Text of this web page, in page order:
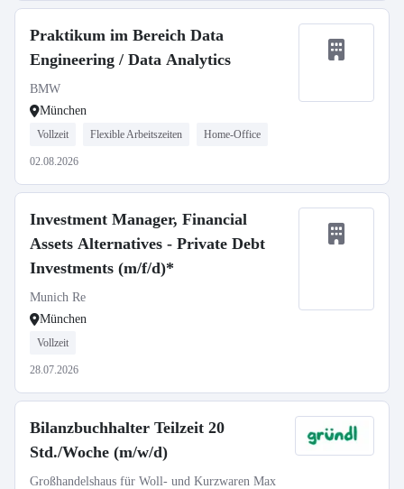
Praktikum im Bereich Data
Engineering / Data Analytics
BMW
München
Vollzeit Flexible Arbeitszeiten Home-Office
02.08.2026
Investment Manager, Financial
Assets Alternatives - Private Debt
Investments (m/f/d)*
Munich Re
München
Vollzeit
28.07.2026
Bilanzbuchhalter Teilzeit 20
Std./Woche (m/w/d)
Großhandelshaus für Woll- und Kurzwaren Max